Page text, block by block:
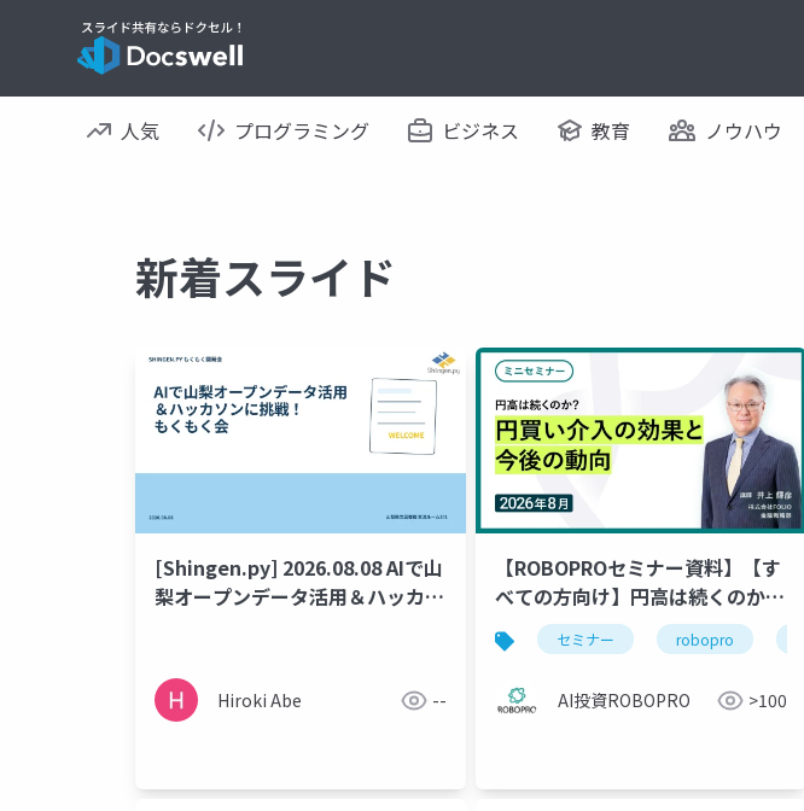
人気 プログラミング ビジネス 教育 ノウハウ
新着スライド
[Shingen.py] 2026.08.08 AIで山
梨オープンデータ活用＆ハッカソ
Hiroki Abe --
【ROBOPROセミナー資料】【す
べての方向け】円高は続くのか？
～円買い介入の効果と今後の動向
を読み解く
セミナー robopro
AI投資ROBOPRO >100